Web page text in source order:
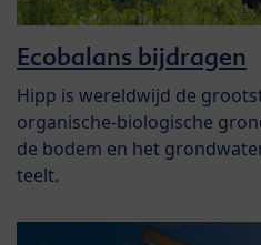
Ecobalans bijdragen
Hipp is wereldwijd de
organische-biologische
de bodem en het
teelt.